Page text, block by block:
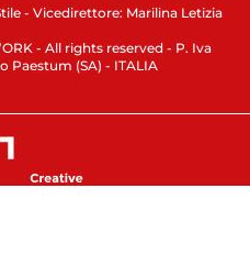
- Vicedirettore: Marilina Letizia
- All rights reserved - P. Iva
Paestum (SA) - ITALIA